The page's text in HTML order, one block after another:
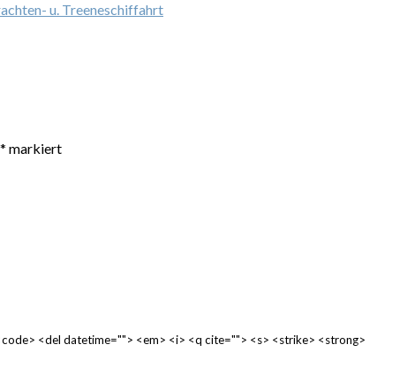
u. Treeneschiffahrt
* markiert
<del datetime=""> <em> <i> <q cite=""> <s> <strike> <strong>